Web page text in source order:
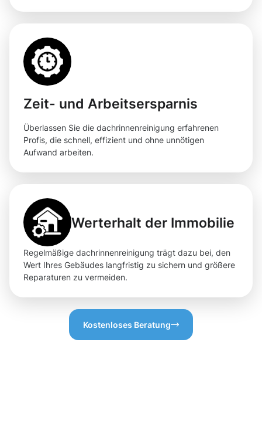
Zeit- und Arbeitsersparnis
Überlassen Sie die dachrinnenreinigung erfahrenen
Profis, die schnell, effizient und ohne unnötigen
Aufwand arbeiten.
Werterhalt der Immobilie
Regelmäßige dachrinnenreinigung trägt dazu bei, den
Wert Ihres Gebäudes langfristig zu sichern und größere
Reparaturen zu vermeiden.
Kostenloses Beratung